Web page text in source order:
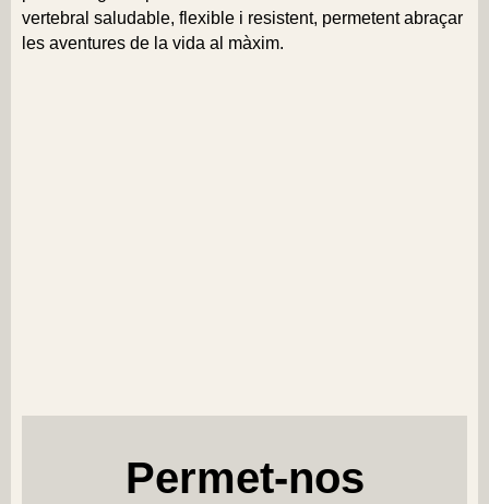
vertebral saludable, flexible i resistent, permetent abraçar
les aventures de la vida al màxim.
Permet-nos